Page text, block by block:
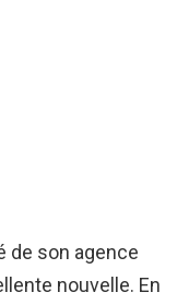
de son agence
nouvelle. En